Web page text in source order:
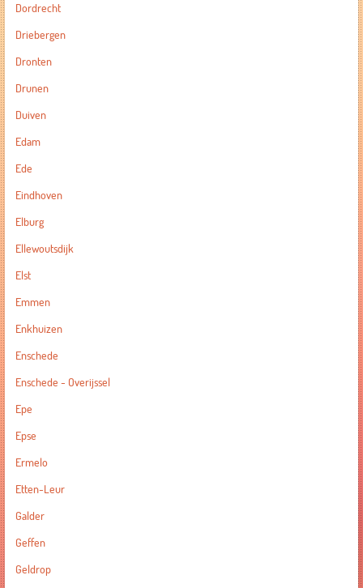
Dordrecht
Driebergen
Dronten
Drunen
Duiven
Edam
Ede
Eindhoven
Elburg
Ellewoutsdijk
Elst
Emmen
Enkhuizen
Enschede
Enschede - Overijssel
Epe
Epse
Ermelo
Etten-Leur
Galder
Geffen
Geldrop